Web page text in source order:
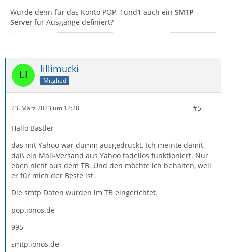
Wurde denn für das Konto POP, 1und1 auch ein SMTP
Server für Ausgänge definiert?
lillimucki
Mitglied
23. März 2023 um 12:28 #5
Hallo Bastler
das mit Yahoo war dumm ausgedrückt. Ich meinte damit,
daß ein Mail-Versand aus Yahoo tadellos funktioniert. Nur
eben nicht aus dem TB. Und den möchte ich behalten, weil
er für mich der Beste ist.
Die smtp Daten wurden im TB eingerichtet.
pop.ionos.de
995
smtp.ionos.de